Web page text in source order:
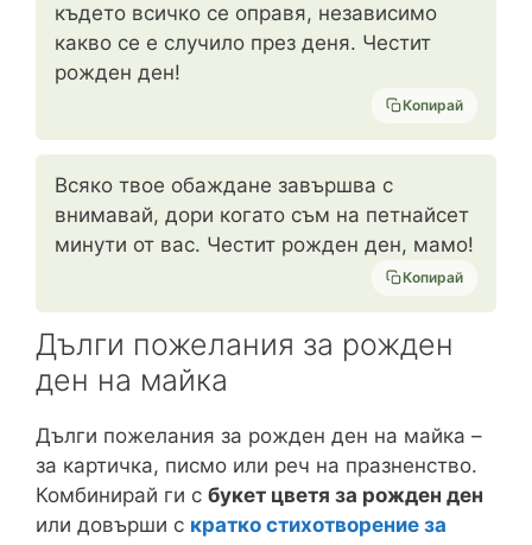
където всичко се оправя, независимо
какво се е случило през деня. Честит
рожден ден!
Копирай
Всяко твое обаждане завършва с
внимавай, дори когато съм на петнайсет
минути от вас. Честит рожден ден, мамо!
Копирай
Дълги пожелания за рожден
ден на майка
Дълги пожелания за рожден ден на майка –
за картичка, писмо или реч на празненство.
Комбинирай ги с букет цветя за рожден ден
или довърши с кратко стихотворение за